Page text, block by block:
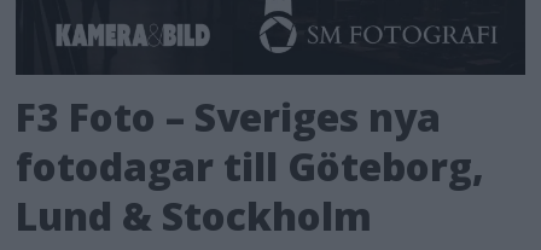
F3 Foto – Sveriges nya
fotodagar till Göteborg,
Lund & Stockholm